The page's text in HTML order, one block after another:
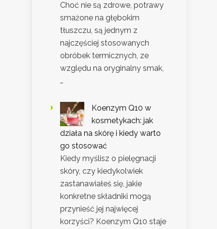
Choć nie są zdrowe, potrawy
smażone na głębokim
tłuszczu, są jednym z
najczęściej stosowanych
obróbek termicznych, ze
względu na oryginalny smak,
…
Koenzym Q10 w
kosmetykach: jak
działa na skórę i kiedy warto
go stosować
Kiedy myślisz o pielęgnacji
skóry, czy kiedykolwiek
zastanawiałeś się, jakie
konkretne składniki mogą
przynieść jej najwięcej
korzyści? Koenzym Q10 staje